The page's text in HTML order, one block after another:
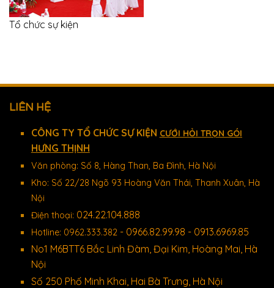
Tổ chức sự kiện
LIÊN HỆ
CÔNG TY TỔ CHỨC SỰ KIỆN CƯỚI HỎI TRỌN GÓI
HƯNG THỊNH
Văn phòng: Số 8, Hàng Than, Ba Đình, Hà Nội
Kho: Số 22/28 Ngõ 93 Hoàng Văn Thái, Thanh Xuân, Hà
Nội
Điện thoại: 024.22.104.888
Hotline: 0962.333.382 - 0966.82.99.98 - 0913.6969.85
No1 M6BTT6 Bắc Linh Đàm, Đại Kim, Hoàng Mai, Hà
Nội
Số 250 Phố Minh Khai, Hai Bà Trưng, Hà Nội